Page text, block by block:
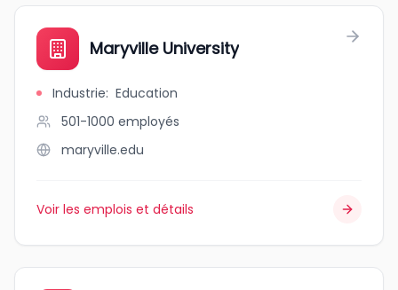
Maryville University
Industrie: Education
501-1000 employés
maryville.edu
Voir les emplois et détails